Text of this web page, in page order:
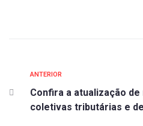
ANTERIOR
Confira a atualização
coletivas tributárias e